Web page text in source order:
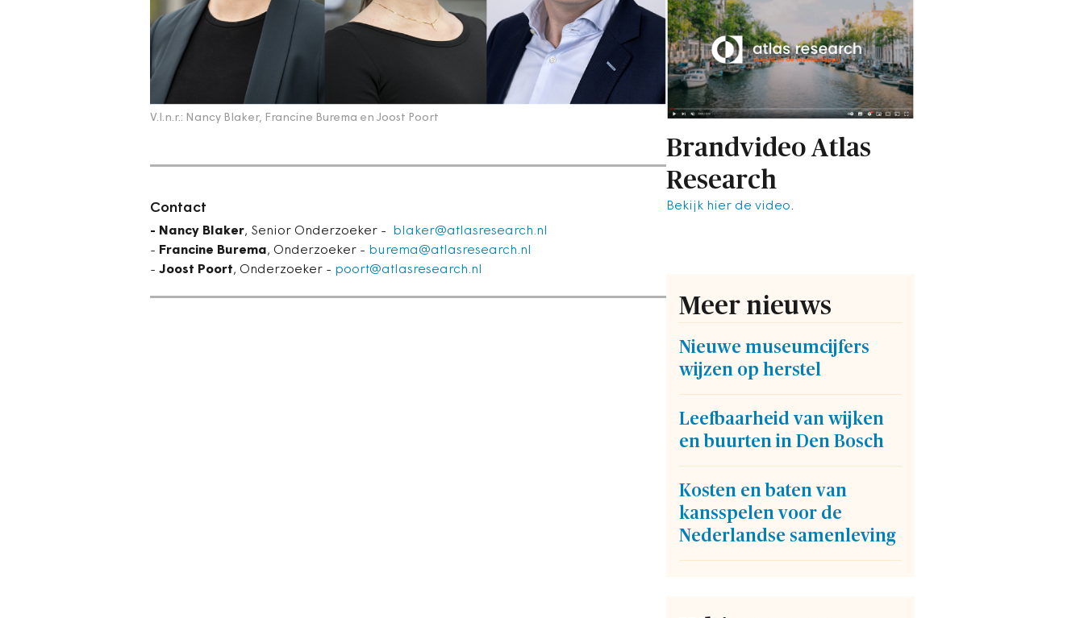
V.l.n.r.: Nancy Blaker, Francine Burema en Joost Poort
Contact
- Nancy Blaker, Senior Onderzoeker - blaker@atlasresearch.nl
- Francine Burema, Onderzoeker - burema@atlasresearch.nl
- Joost Poort, Onderzoeker - poort@atlasresearch.nl
Brandvideo Atlas
Research
Bekijk hier de video.
Meer nieuws
Nieuwe museumcijfers
wijzen op herstel
Leefbaarheid van wijken
en buurten in Den Bosch
Kosten en baten van
kansspelen voor de
Nederlandse samenleving